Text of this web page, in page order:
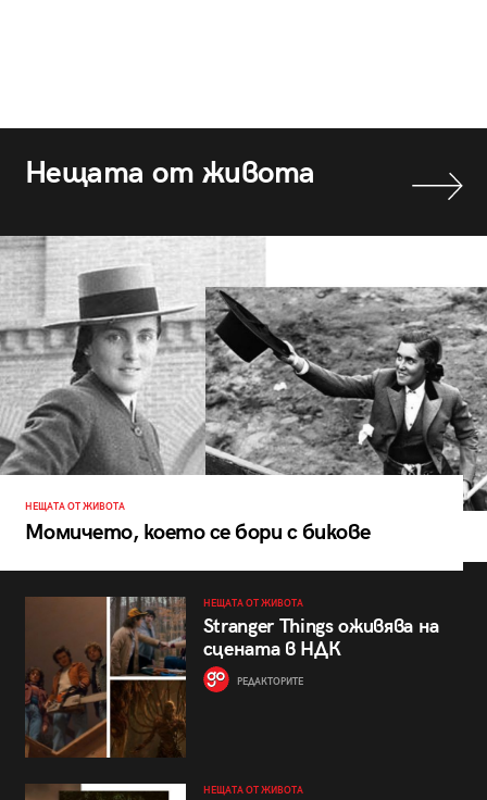
Нещата от живота
НЕЩАТА ОТ ЖИВОТА
Момичето, което се бори с бикове
НЕЩАТА ОТ ЖИВОТА
Stranger Things оживява на
сцената в НДК
РЕДАКТОРИТЕ
НЕЩАТА ОТ ЖИВОТА